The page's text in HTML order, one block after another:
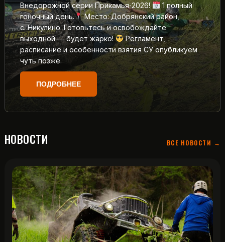
Внедорожной серии Прикамья‑2026!
1 полный
гоночный день.
Место: Добрянский район,
с. Никулино. Готовьтесь и освобождайте
выходной — будет жарко!
Регламент,
расписание и особенности взятия СУ опубликуем
чуть позже.
ПОДРОБНЕЕ
НОВОСТИ ВСЕ НОВОСТИ →